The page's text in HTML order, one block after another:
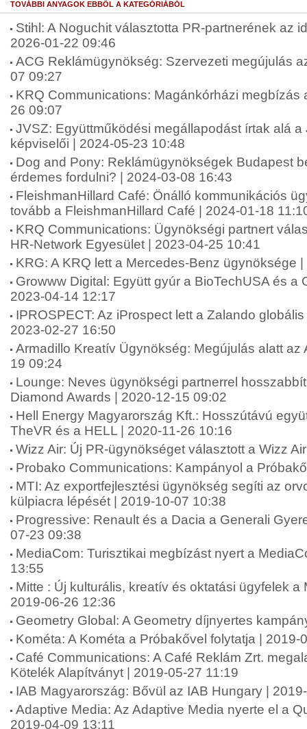
TOVÁBBI ANYAGOK EBBŐL A KATEGÓRIÁBÓL
Stihl: A Noguchit választotta PR-partnerének az
2026-01-22 09:46
ACG Reklámügynökség: Szervezeti megújulás
07 09:27
KRQ Communications: Magánkórházi megbízás
26 09:07
JVSZ: Együttműködési megállapodást írtak alá
képviselői | 2024-05-23 10:48
Dog and Pony: Reklámügynökségek Budapest
érdemes fordulni? | 2024-03-08 16:43
FleishmanHillard Café: Önálló kommunikációs
tovább a FleishmanHillard Café | 2024-01-18
KRQ Communications: Ügynökségi partnert
HR-Network Egyesület | 2023-04-25 10:41
KRG: A KRQ lett a Mercedes-Benz ügynöksége
Growww Digital: Együtt gyúr a BioTechUSA és a
2023-04-14 12:17
IPROSPECT: Az iProspect lett a Zalando
2023-02-27 16:50
Armadillo Kreatív Ügynökség: Megújulás alatt az
19 09:24
Lounge: Neves ügynökségi partnerrel
Diamond Awards | 2020-12-15 09:02
Hell Energy Magyarország Kft.: Hosszútávú
TheVR és a HELL | 2020-11-26 10:16
Wizz Air: Új PR-ügynökséget választott a Wizz
Probako Communications: Kampányol a
MTI: Az exportfejlesztési ügynökség segíti az
külpiacra lépését | 2019-10-07 10:38
Progressive: Renault és a Dacia a Generali
07-23 09:38
MediaCom: Turisztikai megbízást nyert a
13:55
Mitte : Új kulturális, kreatív és oktatási ügyfelek a
2019-06-26 12:36
Geometry Global: A Geometry díjnyertes
Kométa: A Kométa a Próbakővel folytatja | 2019-
Café Communications: A Café Reklám Zrt.
Kötelék Alapítványt | 2019-05-27 11:19
IAB Magyarország: Bővül az IAB Hungary |
Adaptive Media: Az Adaptive Media nyerte el a
2019-04-09 13:11